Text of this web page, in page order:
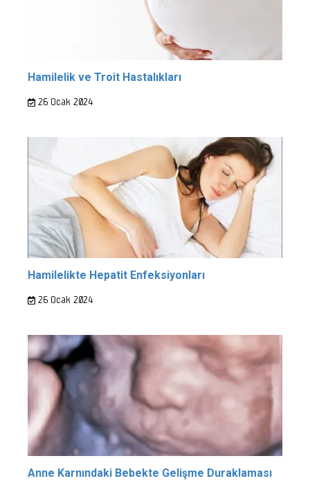
Hamilelik ve Troit Hastalıkları
26 Ocak 2024
Hamilelikte Hepatit Enfeksiyonları
26 Ocak 2024
Anne Karnındaki Bebekte Gelişme Duraklaması